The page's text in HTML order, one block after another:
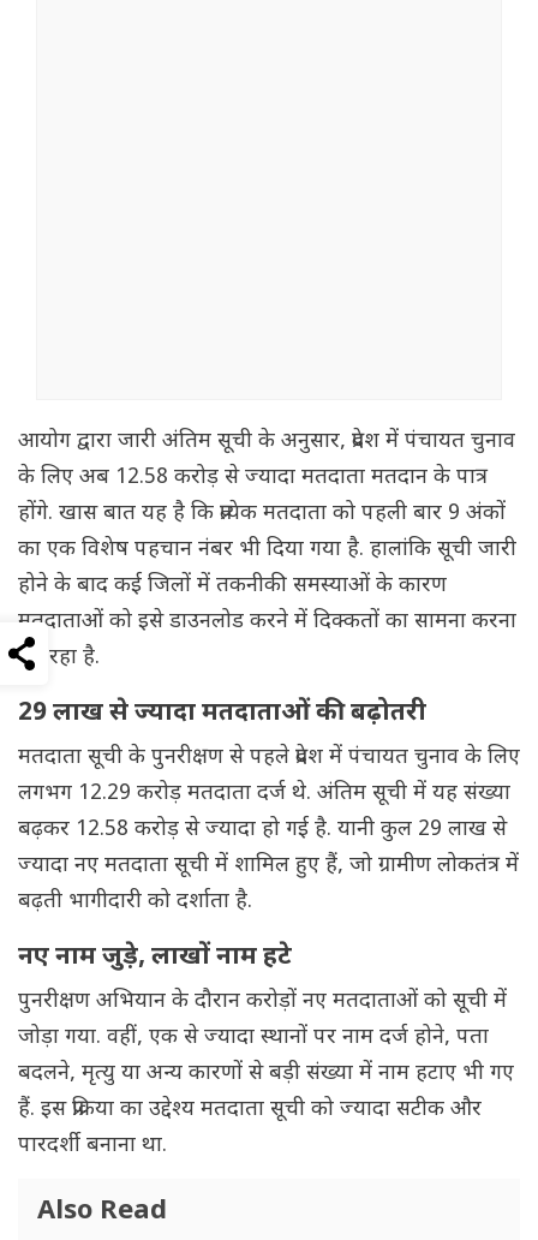
आयोग द्वारा जारी अंतिम सूची के अनुसार, प्रदेश में पंचायत चुनाव
के लिए अब 12.58 करोड़ से ज्यादा मतदाता मतदान के पात्र
होंगे. खास बात यह है कि प्रत्येक मतदाता को पहली बार 9 अंकों
का एक विशेष पहचान नंबर भी दिया गया है. हालांकि सूची जारी
होने के बाद कई जिलों में तकनीकी समस्याओं के कारण
मतदाताओं को इसे डाउनलोड करने में दिक्कतों का सामना करना
पड़ रहा है.
29 लाख से ज्यादा मतदाताओं की बढ़ोतरी
मतदाता सूची के पुनरीक्षण से पहले प्रदेश में पंचायत चुनाव के लिए
लगभग 12.29 करोड़ मतदाता दर्ज थे. अंतिम सूची में यह संख्या
बढ़कर 12.58 करोड़ से ज्यादा हो गई है. यानी कुल 29 लाख से
ज्यादा नए मतदाता सूची में शामिल हुए हैं, जो ग्रामीण लोकतंत्र में
बढ़ती भागीदारी को दर्शाता है.
नए नाम जुड़े, लाखों नाम हटे
पुनरीक्षण अभियान के दौरान करोड़ों नए मतदाताओं को सूची में
जोड़ा गया. वहीं, एक से ज्यादा स्थानों पर नाम दर्ज होने, पता
बदलने, मृत्यु या अन्य कारणों से बड़ी संख्या में नाम हटाए भी गए
हैं. इस प्रक्रिया का उद्देश्य मतदाता सूची को ज्यादा सटीक और
पारदर्शी बनाना था.
Also Read